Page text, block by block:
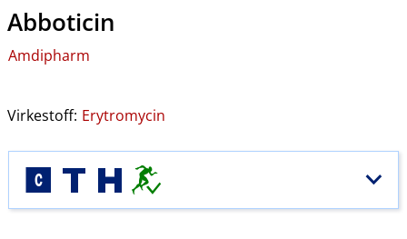
Abboticin
Amdipharm
Virkestoff: Erytromycin